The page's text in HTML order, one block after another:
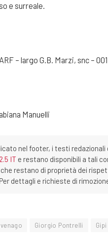
e surreale.
– largo G.B. Marzi, snc –
Manuelli
nel footer, i testi
IT e restano disponibili a tali
restano di proprietà dei
dettagli e richieste di
Giorgio Pontrelli Gipi